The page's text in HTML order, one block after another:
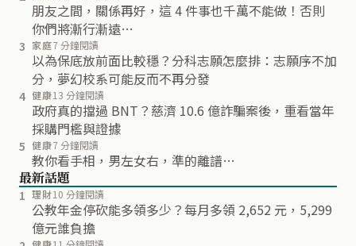
朋友之間，關係再好，這 4 件事也千萬不能做！否則
你們將漸行漸遠…
3 家庭7 分鐘閱讀
以為保底放前面比較穩？分科志願怎麼排：志願序不加
分，夢幻校系可能反而不再分發
4 健康13 分鐘閱讀
政府真的擋過 BNT？慈濟 10.6 億詐騙案後，重看當年
採購門檻與證據
5 健康7 分鐘閱讀
教你看手相，男左女右，準的離譜…
最新話題
1 理財10 分鐘閱讀
公教年金停砍能多領多少？每月多領 2,652 元，5,299
億元誰負擔